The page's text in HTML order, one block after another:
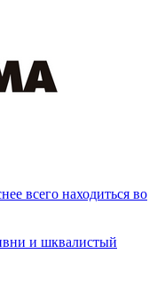
всего находиться во
и шквалистый